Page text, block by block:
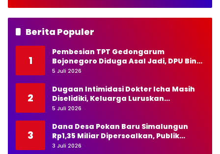
Lancar
KB Gratis Disambut
Antusias Warga
Berita Populer
1
Pembesian TPT Gedongarum
Bojonegoro Diduga Asal Jadi, DPU Bina
Marga Diminta Bertindak Tegas
5 Juli 2026
2
Dugaan Intimidasi Dokter Icha Masih
Diselidiki, Keluarga Luruskan
Pernyataan Kapolda NTT
5 Juli 2026
3
Dana Desa Pokan Baru Simalungun
Rp1,35 Miliar Dipersoalkan, Publik
Pertanyakan Transparansi Kades
3 Juli 2026